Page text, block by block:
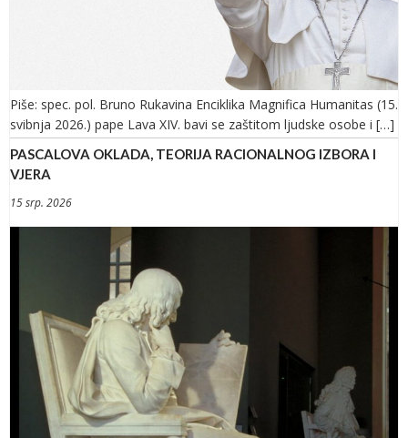
Piše: spec. pol. Bruno Rukavina Enciklika Magnifica Humanitas (15.
svibnja 2026.) pape Lava XIV. bavi se zaštitom ljudske osobe i […]
PASCALOVA OKLADA, TEORIJA RACIONALNOG IZBORA I
VJERA
15 srp. 2026